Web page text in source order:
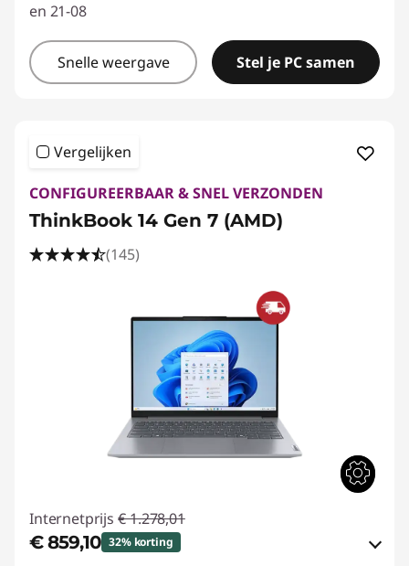
en 21-08
Snelle weergave Stel je PC samen
Vergelijken
CONFIGUREERBAAR & SNEL VERZONDEN
ThinkBook 14 Gen 7 (AMD)
(145)
Internetprijs € 1.278,01
€ 859,10 32% korting